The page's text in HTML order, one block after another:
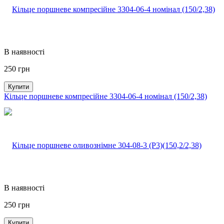
В наявності
250 грн
Купити
Кільце поршневе компресійне 3304-06-4 номінал (150/2,38)
В наявності
250 грн